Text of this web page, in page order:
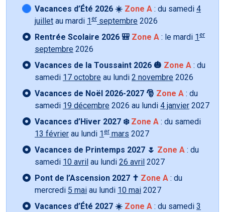
Vacances d’Été 2026 ☀️ Zone A : du samedi 4
juillet au mardi 1 er septembre 2026
Rentrée Scolaire 2026 🎒 Zone A : le mardi 1 er
septembre 2026
Vacances de la Toussaint 2026 🎃 Zone A : du
samedi 17 octobre au lundi 2 novembre 2026
Vacances de Noël 2026-2027 🎅 Zone A : du
samedi 19 décembre 2026 au lundi 4 janvier 2027
Vacances d’Hiver 2027 ❄️ Zone A : du samedi
13 février au lundi 1 er mars 2027
Vacances de Printemps 2027 🌷 Zone A : du
samedi 10 avril au lundi 26 avril 2027
Pont de l’Ascension 2027 ✝️ Zone A : du
mercredi 5 mai au lundi 10 mai 2027
Vacances d’Été 2027 ☀️ Zone A : du samedi 3